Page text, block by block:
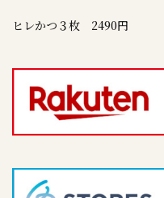
ヒレかつ３枚 2490円